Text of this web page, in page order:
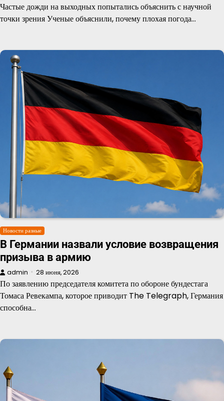
Частые дожди на выходных попытались объяснить с научной
точки зрения Ученые объяснили, почему плохая погода…
Новости разные
В Германии назвали условие возвращения
призыва в армию
admin 28 июня, 2026
По заявлению председателя комитета по обороне бундестага
Томаса Ревекампа, которое приводит The Telegraph, Германия
способна…